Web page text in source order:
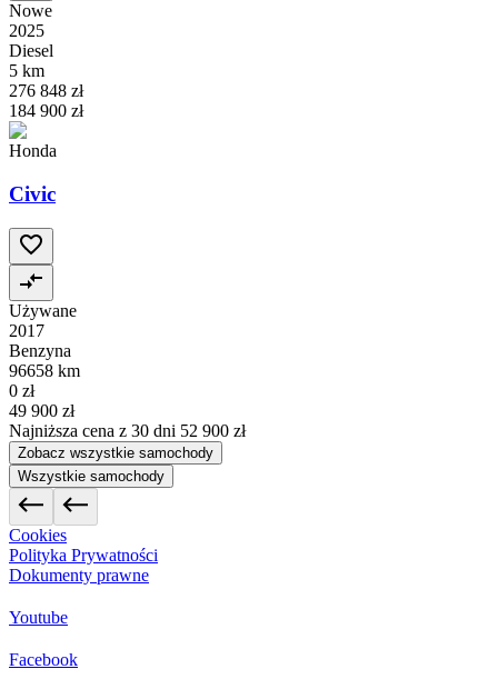
Nowe
2025
Diesel
5 km
276 848 zł
184 900 zł
Honda
Civic
Używane
2017
Benzyna
96658 km
0 zł
49 900 zł
Najniższa cena z 30 dni 52 900 zł
Zobacz wszystkie samochody
Wszystkie samochody
Cookies
Polityka Prywatności
Dokumenty prawne
Youtube
Facebook